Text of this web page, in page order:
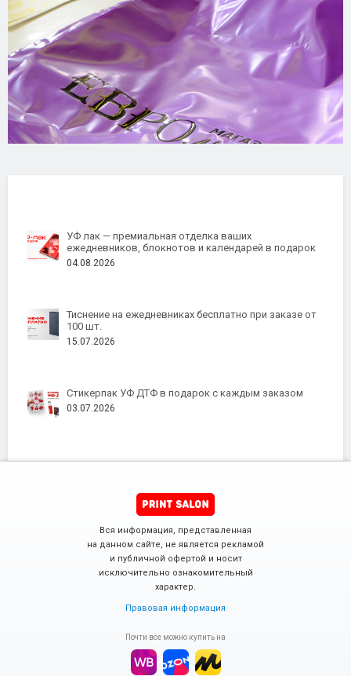
УФ лак — премиальная отделка ваших
ежедневников, блокнотов и календарей в подарок
04.08.2026
Тиснение на ежедневниках бесплатно при заказе от
100 шт.
15.07.2026
Стикерпак УФ ДТФ в подарок с каждым заказом
03.07.2026
Вся информация, представленная
на данном сайте, не является рекламой
и публичной офертой и носит
исключительно ознакомительный
характер.
Правовая информация
Почти все можно купить на